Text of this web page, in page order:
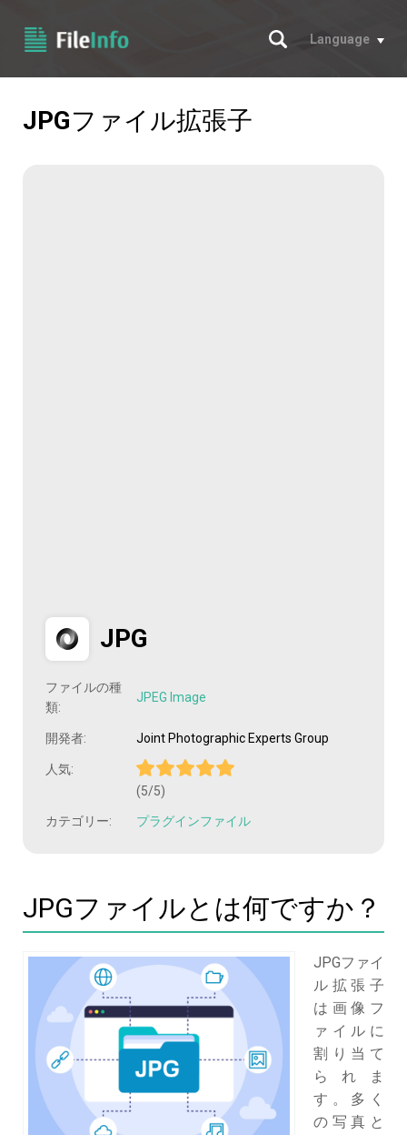
サーチ
Language
JPGファイル拡張子
JPG
ファイルの種
類:
JPEG Image
開発者: Joint Photographic Experts Group
人気:
(5/5)
カテゴリー: プラグインファイル
JPGファイルとは何ですか？
JPGファイ
ル拡張子
は画像フ
ァイルに
割り当て
られま
す。多く
の写真と